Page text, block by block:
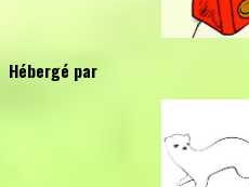
Hébergé par